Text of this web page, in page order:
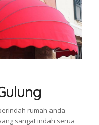
rumah anda
sangat indah serua